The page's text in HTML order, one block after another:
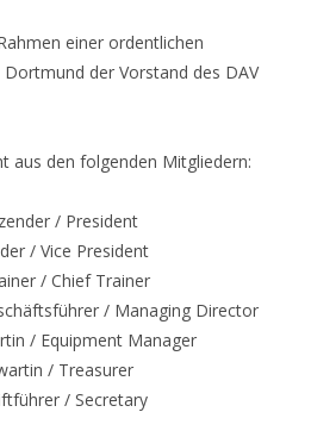
einer ordentlichen
der Vorstand des DAV
aus den folgenden Mitgliedern:
/ President
/ Vice President
/ Chief Trainer
/ Managing Director
/ Equipment Manager
/ Treasurer
/ Secretary